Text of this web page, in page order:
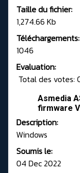
Taille du fichier:
1,274.66 Kb
Téléchargements:
1046
Evaluation:
Total des votes:
Asmedia
firmware
Description:
Windows
Soumis le:
04 Dec 2022